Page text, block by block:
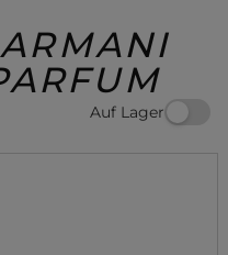
Auf Lager